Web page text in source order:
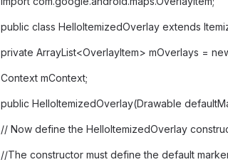
public class HelloItemizedOverlay extends
private ArrayList<OverlayItem> mOverlays =
Context mContext;
public HelloItemizedOverlay(Drawable
// Now define the HelloItemizedOverlay
//The constructor must define the default